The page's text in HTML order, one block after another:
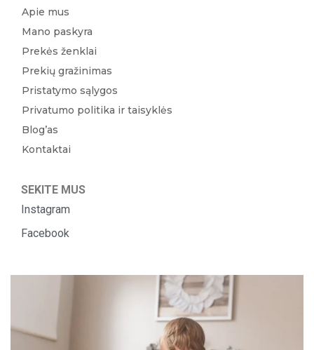
Apie mus
Mano paskyra
Prekės ženklai
Prekių gražinimas
Pristatymo sąlygos
Privatumo politika ir taisyklės
Blog’as
Kontaktai
SEKITE MUS
Instagram
Facebook